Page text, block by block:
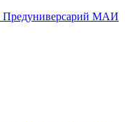
Предуниверсарий МАИ